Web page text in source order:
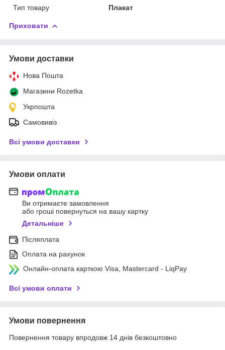
Тип товару
Плакат
Приховати
Умови доставки
Нова Пошта
Магазини Rozetka
Укрпошта
Самовивіз
Всі умови доставки
Умови оплати
Ви отримаєте замовлення
або гроші повернуться на вашу картку
Детальніше
Післяплата
Оплата на рахунок
Онлайн-оплата карткою Visa, Mastercard - LiqPay
Всі умови оплати
Умови повернення
Повернення товару впродовж 14 днів безкоштовно